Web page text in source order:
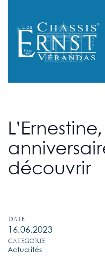
découvrir
Date
16.06.2023
Catégorie
Actualités